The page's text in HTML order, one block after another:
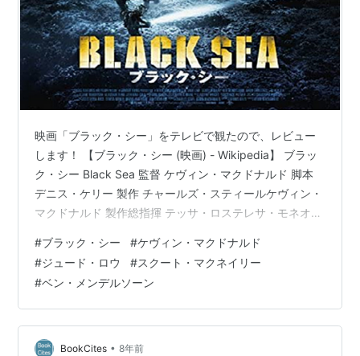
映画「ブラック・シー」をテレビで観たので、レビュー
します！ 【ブラック・シー (映画) - Wikipedia】 ブラッ
ク・シー Black Sea 監督 ケヴィン・マクドナルド 脚本
デニス・ケリー 製作 チャールズ・スティールケヴィン・
マクドナルド 製作総指揮 テッサ・ロステレサ・モネオマ
ド・ロウスクート・マクネイリーベン・メンデルソーン
デヴィッド・スレルフォール（英語版） 音楽 イラン・エ
シュケリ 撮影 クリストファー・ロス 編集 ジャスティ
ン・ライト 製作会社 Focus FeaturesFilm4Cowboy Films
配給 フォ…
#ブラック・シー #ケヴィン・マクドナルド
#ジュード・ロウ #スクート・マクネイリー
#ベン・メンデルソーン
BookCites • 8年前